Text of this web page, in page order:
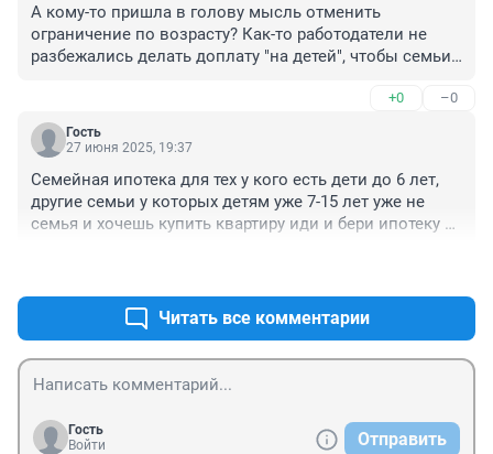
кухонками? И на это еще и нагорбатиться сначаоа
надо со ставкой 28%!
А кому-то пришла в голову мысль отменить
ограничение по возрасту? Как-то работодатели не
разбежались делать доплату "на детей", чтобы семьи
школьникам улучшать жилищные условия не надо,
пусть на головах друг у друга топчутся?
+0 –0
Гость
27 июня 2025, 19:37
Семейная ипотека для тех у кого есть дети до 6 лет,
другие семьи у которых детям уже 7-15 лет уже не
семья и хочешь купить квартиру иди и бери ипотеку за
Читать все комментарии
Гость
Войти
Отправить